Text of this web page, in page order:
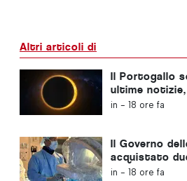
Altri articoli di
Il Portogallo
ultime
e le notizie
in - 18 ore fa
Il Governo
acquistato
chirurgia
in - 18 ore fa